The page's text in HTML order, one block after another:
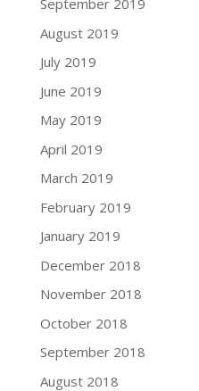
September 2019
August 2019
July 2019
June 2019
May 2019
April 2019
March 2019
February 2019
January 2019
December 2018
November 2018
October 2018
September 2018
August 2018